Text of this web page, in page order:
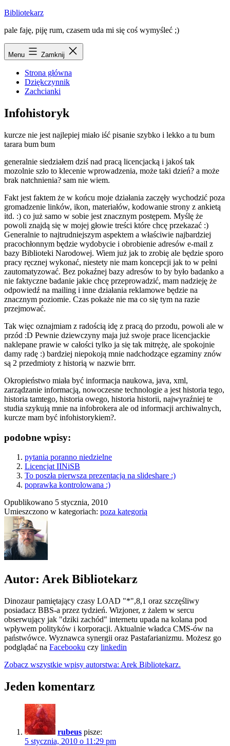
Przejdź
treści
Bibliotekarz
pale faję, piję rum, czasem uda mi się coś wymyśleć ;)
Menu Zamknij
Strona główna
Dziękczynnik
Zachcianki
Infohistoryk
kurcze nie jest najlepiej miało iść pisanie szybko i lekko a tu bum
tarara bum bum
generalnie siedziałem dziś nad pracą licencjacką i jakoś tak
mozolnie szło to klecenie wprowadzenia, może taki dzień? a może
brak natchnienia? sam nie wiem.
Fakt jest faktem że w końcu moje działania zaczęły wychodzić poza
gromadzenie linków, ikon, materiałów, kodowanie strony z ankietą
itd. :) co już samo w sobie jest znacznym postępem. Myślę że
powoli znajdą się w mojej głowie treści które chcę przekazać :)
Generalnie to najtrudniejszym aspektem a właściwie najbardziej
pracochłonnym będzie wydobycie i obrobienie adresów e-mail z
bazy Biblioteki Narodowej. Wiem już jak to zrobię ale będzie sporo
pracy ręcznej wykonać, niestety nie mam koncepcji jak to w pełni
zautomatyzować. Bez pokaźnej bazy adresów to by było badanko a
nie faktyczne badanie jakie chcę przeprowadzić, mam nadzieję że
odpowiedź na mailing i inne działania reklamowe będzie na
znacznym poziomie. Czas pokaże nie ma co się tym na razie
przejmować.
Tak więc oznajmiam z radością idę z pracą do przodu, powoli ale w
przód :D Pewnie dziewczyny maja już swoje prace licencjackie
naklepane prawie w całości tylko ja się tak mitrężę, ale spokojnie
damy radę :) bardziej niepokoją mnie nadchodzące egzaminy znów
są 2 przedmioty z historią w nazwie brrr.
Okropieństwo miała być informacja naukowa, java, xml,
zarządzanie informacją, nowoczesne technologie a jest historia tego,
historia tamtego, historia owego, historia historii, najwyraźniej te
studia szykują mnie na infobrokera ale od informacji archiwalnych,
kurcze mam być infohistorykiem?.
podobne wpisy:
pytania poranno niedzielne
Licencjat IINiSB
To poszła pierwsza prezentacja na slideshare :)
poprawka kontrolowana :)
Opublikowano 5 stycznia, 2010
Umieszczono w kategoriach: poza kategorią
Autor: Arek Bibliotekarz
Dinozaur pamiętający czasy LOAD "*",8,1 oraz szczęśliwy
posiadacz BBS-a przez tydzień. Wizjoner, z żalem w sercu
obserwujący jak "dziki zachód" internetu upada na kolana pod
wpływem polityków i korporacji. Aktualnie władca CMS-ów na
państwówce. Wyznawca synergii oraz Pastafarianizmu. Możesz go
podglądać na Facebooku czy linkedin
Zobacz wszystkie wpisy autorstwa: Arek Bibliotekarz.
Jeden komentarz
rubeus pisze:
5 stycznia, 2010 o 11:29 pm